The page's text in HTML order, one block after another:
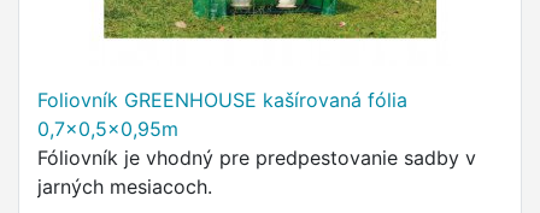
Foliovník GREENHOUSE kašírovaná fólia
0,7x0,5x0,95m
Fóliovník je vhodný pre predpestovanie sadby v
jarných mesiacoch.